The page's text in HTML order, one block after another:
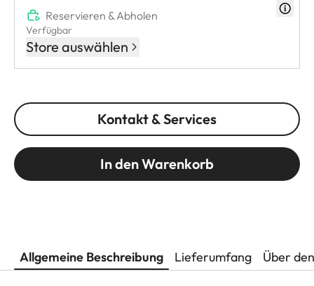
Reservieren & Abholen
Verfügbar
Store auswählen
Kontakt & Services
In den Warenkorb
Allgemeine Beschreibung Lieferumfang Über